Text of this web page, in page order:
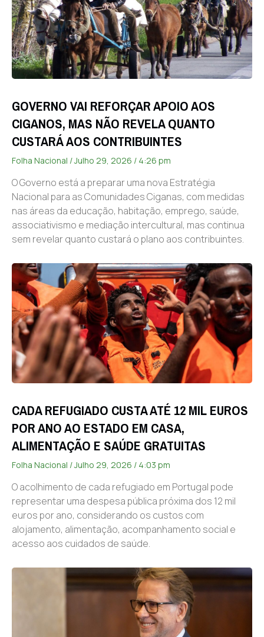
GOVERNO VAI REFORÇAR APOIO AOS
CIGANOS, MAS NÃO REVELA QUANTO
CUSTARÁ AOS CONTRIBUINTES
Folha Nacional Julho 29, 2026 4:26 pm
O Governo está a preparar uma nova Estratégia
Nacional para as Comunidades Ciganas, com medidas
nas áreas da educação, habitação, emprego, saúde,
associativismo e mediação intercultural, mas continua
sem revelar quanto custará o plano aos contribuintes.
CADA REFUGIADO CUSTA ATÉ 12 MIL EUROS
POR ANO AO ESTADO EM CASA,
ALIMENTAÇÃO E SAÚDE GRATUITAS
Folha Nacional Julho 29, 2026 4:03 pm
O acolhimento de cada refugiado em Portugal pode
representar uma despesa pública próxima dos 12 mil
euros por ano, considerando os custos com
alojamento, alimentação, acompanhamento social e
acesso aos cuidados de saúde.